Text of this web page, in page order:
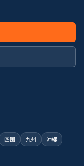
四国 九州
沖縄